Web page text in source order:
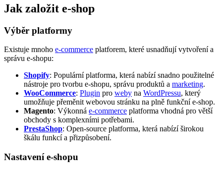
Jak založit e-shop
Výběr platformy
Existuje mnoho e-commerce platforem, které usnadňují vytvoření a
správu e-shopu:
Shopify: Populární platforma, která nabízí snadno použitelné
nástroje pro tvorbu e-shopu, správu produktů a marketing.
WooCommerce: Plugin pro weby na WordPressu, který
umožňuje přeměnit webovou stránku na plně funkční e-shop.
Magento: Výkonná e-commerce platforma vhodná pro větší
obchody s komplexními potřebami.
PrestaShop: Open-source platforma, která nabízí širokou
škálu funkcí a přizpůsobení.
Nastavení e-shopu